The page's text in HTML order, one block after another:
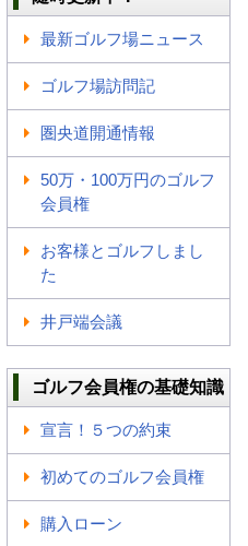
最新ゴルフ場ニュース
ゴルフ場訪問記
圏央道開通情報
50万・100万円のゴルフ
会員権
お客様とゴルフしまし
た
井戸端会議
ゴルフ会員権の基礎知識
宣言！５つの約束
初めてのゴルフ会員権
購入ローン